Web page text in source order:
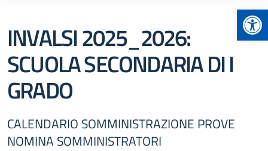
INVALSI 2025_2026:
SCUOLA SECONDARIA DI I
GRADO
CALENDARIO SOMMINISTRAZIONE PROVE
NOMINA SOMMINISTRATORI